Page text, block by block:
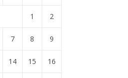
1 2
7 8 9
14 15 16